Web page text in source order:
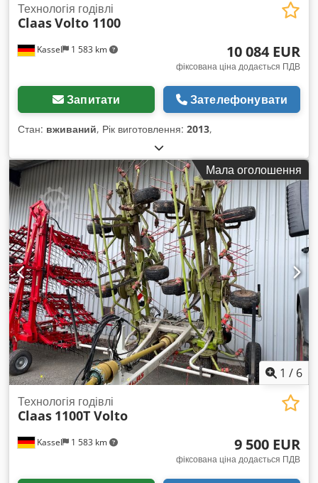
Kassel 1 583 km
Технологія годівлі
ClaasVolto 1100
10 084 EUR
фіксована ціна додається ПДВ
Запитати Зателефонувати
Стан: вживаний, Рік виготовлення: 2013,
Мала оголошення
1 / 6
Kassel 1 583 km
Технологія годівлі
Claas 1100T Volto
9 500 EUR
фіксована ціна додається ПДВ